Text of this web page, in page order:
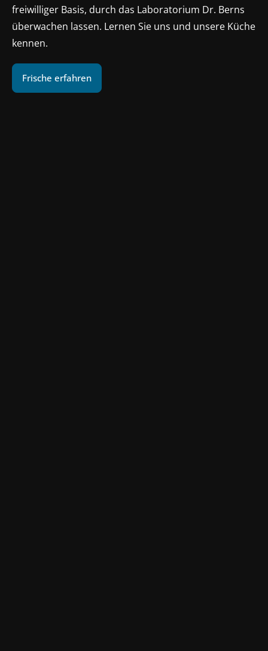
freiwilliger Basis, durch das Laboratorium Dr. Berns
überwachen lassen. Lernen Sie uns und unsere Küche
kennen.
Frische erfahren